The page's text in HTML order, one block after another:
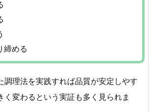
締める
調理法を実践すれば品質が安定しやす
く変わるという実証も多く見られま